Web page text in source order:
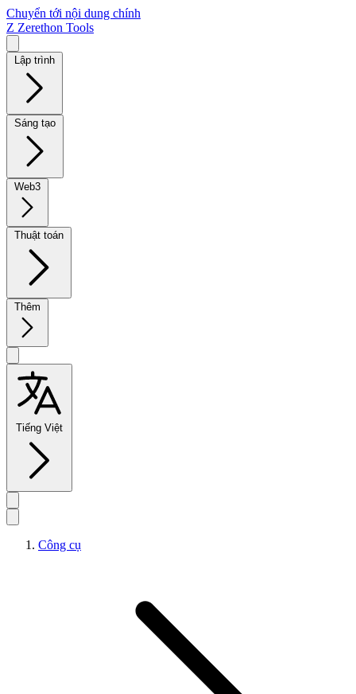
Chuyển tới nội dung chính
Z Zerethon Tools
Lập trình
Sáng tạo
Web3
Thuật toán
Thêm
Tiếng Việt
Công cụ